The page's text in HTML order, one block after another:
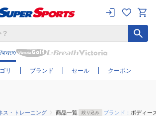
リ ブランド セール クーポン
さらに絞り込む
ス・トレーニング 商品一覧 絞り込み ブランド： ボディー